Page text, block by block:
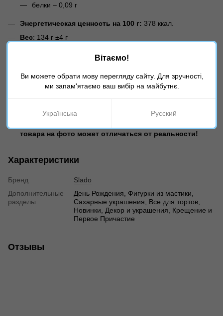
белки – 0,09 г
Энергетическая ценность на 100 г: 378 ккал.
Вес: 134 г ±4 г
25°С и относительной влажности воздуха не более 75%,
Производитель
товара на фото может отличаться от реальности!
Характеристики
Бренд
Slado
Дополнительные
разделы
День Рождения, Фигурки из мастики,
Сахарные украшения, Все для тортов,
Новинки, Декор и украшения, Крещение и
Первое Причастие
Отзывы
Вітаємо!
Ви можете обрати мову перегляду сайту. Для зручності,
ми запам'ятаємо ваш вибір на майбутнє.
Українська Русский